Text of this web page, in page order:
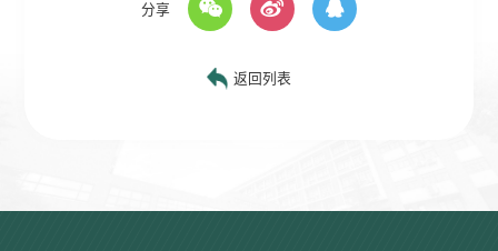
分享
返回列表